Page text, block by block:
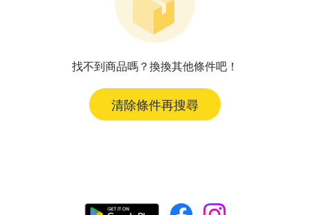
找不到商品嗎？換換其他條件吧！
清除條件再搜尋